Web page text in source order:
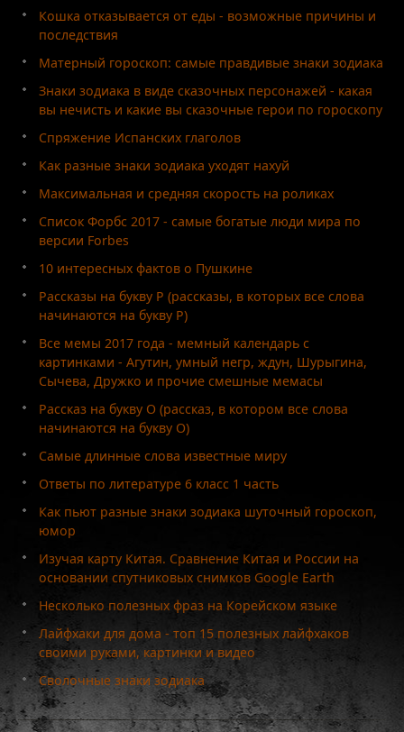
Кошка отказывается от еды - возможные причины и
последствия
Матерный гороскоп: самые правдивые знаки зодиака
Знаки зодиака в виде сказочных персонажей - какая
вы нечисть и какие вы сказочные герои по гороскопу
Спряжение Испанских глаголов
Как разные знаки зодиака уходят нахуй
Максимальная и средняя скорость на роликах
Список Форбс 2017 - самые богатые люди мира по
версии Forbes
10 интересных фактов о Пушкине
Рассказы на букву Р (рассказы, в которых все слова
начинаются на букву Р)
Все мемы 2017 года - мемный календарь с
картинками - Агутин, умный негр, ждун, Шурыгина,
Сычева, Дружко и прочие смешные мемасы
Рассказ на букву О (рассказ, в котором все слова
начинаются на букву О)
Самые длинные слова известные миру
Ответы по литературе 6 класс 1 часть
Как пьют разные знаки зодиака шуточный гороскоп,
юмор
Изучая карту Китая. Сравнение Китая и России на
основании спутниковых снимков Google Earth
Несколько полезных фраз на Корейском языке
Лайфхаки для дома - топ 15 полезных лайфхаков
своими руками, картинки и видео
Сволочные знаки зодиака